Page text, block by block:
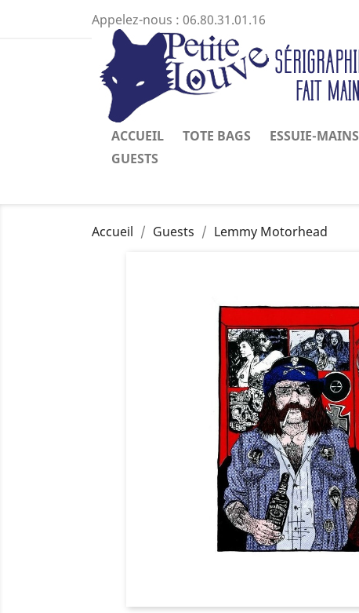
Appelez-nous : 06.80.31.01.16
ACCUEIL TOTE BAGS ESSUIE-MAINS
GUESTS
Accueil Guests Lemmy Motorhead